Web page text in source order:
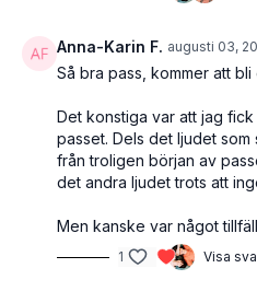
Anna-Karin F. augusti 03,
Så bra pass, kommer att bli
Det konstiga var att jag
passet. Dels det ljudet
från troligen början av
det andra ljudet trots att
Men kanske var något
1 Visa